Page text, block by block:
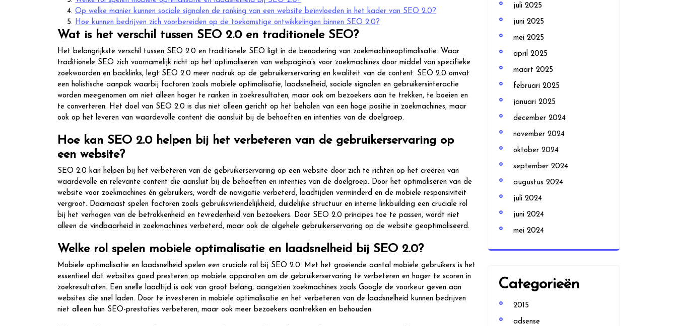
Op welke manier kunnen sociale signalen de ranking van een website beïnvloeden in het kader van SEO 2.0?
Hoe kunnen bedrijven zich voorbereiden op de toekomstige ontwikkelingen binnen SEO 2.0?
Wat is het verschil tussen SEO 2.0 en traditionele SEO?
Het belangrijkste verschil tussen SEO 2.0 en traditionele SEO ligt in de benadering van zoekmachineoptimalisatie. Waar
traditionele SEO zich voornamelijk richt op het optimaliseren van webpagina’s voor zoekmachines door middel van specifieke
zoekwoorden en backlinks, legt SEO 2.0 meer nadruk op de gebruikerservaring en kwaliteit van de content. SEO 2.0 omvat
een holistische aanpak waarbij factoren zoals mobiele optimalisatie, laadsnelheid, sociale signalen en gebruikersinteractie
worden meegenomen om niet alleen hoger te ranken in zoekresultaten, maar ook om bezoekers aan te trekken, te boeien en
te converteren. Het doel van SEO 2.0 is dus niet alleen gericht op het behalen van een hoge positie in zoekmachines, maar
ook op het leveren van waardevolle content die aansluit bij de behoeften en intenties van de doelgroep.
Hoe kan SEO 2.0 helpen bij het verbeteren van de gebruikerservaring op
een website?
SEO 2.0 kan helpen bij het verbeteren van de gebruikerservaring op een website door zich te richten op het creëren van
waardevolle en relevante content die aansluit bij de behoeften en intenties van de doelgroep. Door het optimaliseren van de
website voor zoekmachines én gebruikers, wordt de navigatie verbeterd, laadtijden verminderd en de mobiele responsiviteit
vergroot. Daarnaast spelen factoren zoals gebruiksvriendelijkheid, duidelijke structuur en interne linkbuilding een cruciale rol
bij het verhogen van de betrokkenheid en tevredenheid van bezoekers. Door SEO 2.0 principes toe te passen, wordt niet
alleen de vindbaarheid in zoekmachines verbeterd, maar ook de algehele gebruikerservaring op de website geoptimaliseerd.
Welke rol spelen mobiele optimalisatie en laadsnelheid bij SEO 2.0?
Mobiele optimalisatie en laadsnelheid spelen een cruciale rol bij SEO 2.0. Met het groeiende aantal mobiele gebruikers is het
essentieel dat websites goed presteren op mobiele apparaten om de gebruikerservaring te verbeteren en hoger te scoren in
zoekresultaten. Een snelle laadtijd is ook van groot belang, aangezien zoekmachines zoals Google de voorkeur geven aan
websites die snel laden. Door te investeren in mobiele optimalisatie en het verbeteren van de laadsnelheid kunnen bedrijven
niet alleen hun SEO-prestaties verbeteren, maar ook meer bezoekers aantrekken en behouden.
juli 2025
juni 2025
mei 2025
april 2025
maart 2025
februari 2025
januari 2025
december 2024
november 2024
oktober 2024
september 2024
augustus 2024
juli 2024
juni 2024
mei 2024
Categorieën
2015
adsense